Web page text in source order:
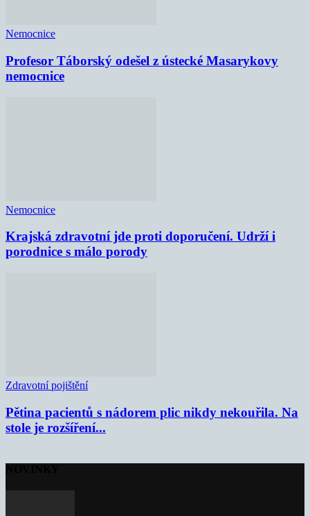
Nemocnice
Profesor Táborský odešel z ústecké Masarykovy
nemocnice
Nemocnice
Krajská zdravotní jde proti doporučení. Udrží i
porodnice s málo porody
Zdravotní pojištění
Pětina pacientů s nádorem plic nikdy nekouřila. Na
stole je rozšíření...